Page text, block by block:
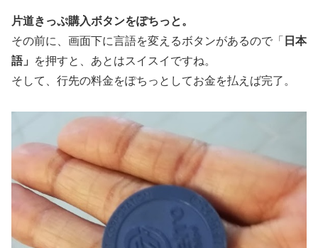
片道きっぷ購入ボタンをぽちっと。
その前に、画面下に言語を変えるボタンがあるので「 日本
語」
を押すと、あとはスイスイですね。
そして、行先の料金をぽちっとしてお金を払えば完了。